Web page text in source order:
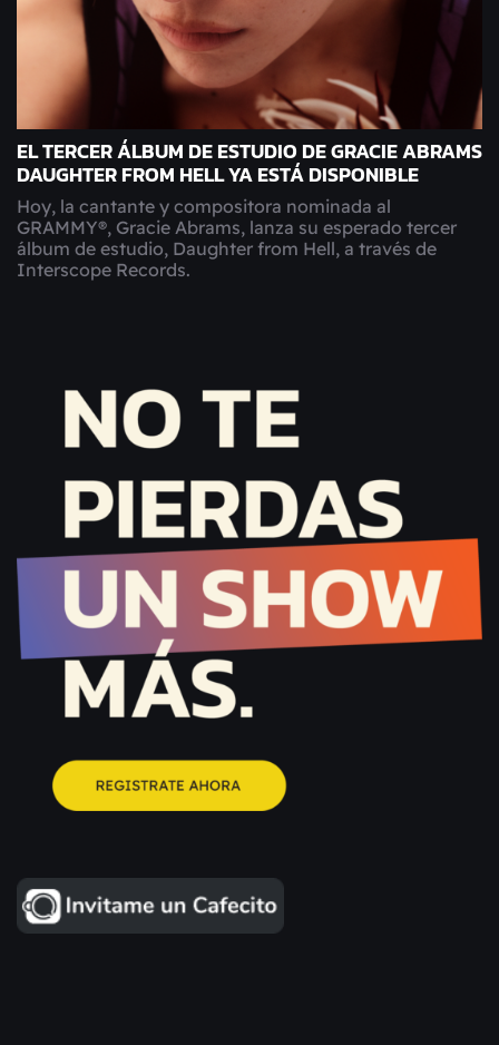
EL TERCER ÁLBUM DE ESTUDIO DE GRACIE ABRAMS
DAUGHTER FROM HELL YA ESTÁ DISPONIBLE
Hoy, la cantante y compositora nominada al
GRAMMY®, Gracie Abrams, lanza su esperado tercer
álbum de estudio, Daughter from Hell, a través de
Interscope Records.